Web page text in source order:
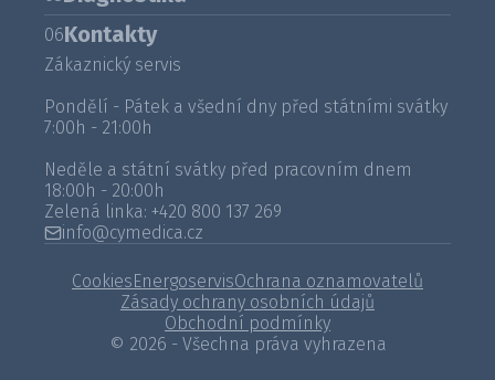
06Kontakty
Zákaznický servis
Pondělí - Pátek a všední dny před státními svátky
7:00h - 21:00h
Neděle a státní svátky před pracovním dnem
18:00h - 20:00h
Zelená linka: +420 800 137 269
info@cymedica.cz
© 2026 - Všechna práva vyhrazena
CookiesEnergoservisOchrana oznamovatelů
Zásady ochrany osobních údajů
Obchodní podmínky